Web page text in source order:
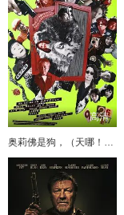
高清
奥莉佛是狗，（天哪！！）这家伙电影版